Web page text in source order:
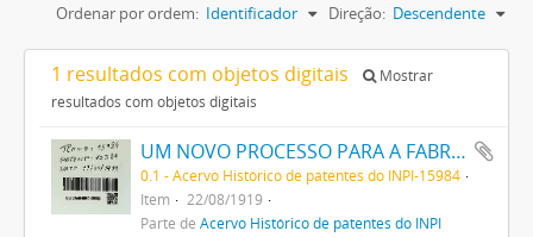
Ordenar por ordem: Identificador Direção: Descendente
1 resultados com objetos digitais
Mostrar
resultados com objetos digitais
UM NOVO PROCESSO PARA A FABRICAÇÃO DE TINTAS EM PÓ POR MEIO DA PRECIPITAÇÃO E FIXAÇÃO DE TINTAS ANILINAS SOBRE CORPOS MINERAES
0.1 - Acervo Histórico de patentes do INPI-15984
Item
22/08/1919
Parte de Acervo Histórico de patentes do INPI